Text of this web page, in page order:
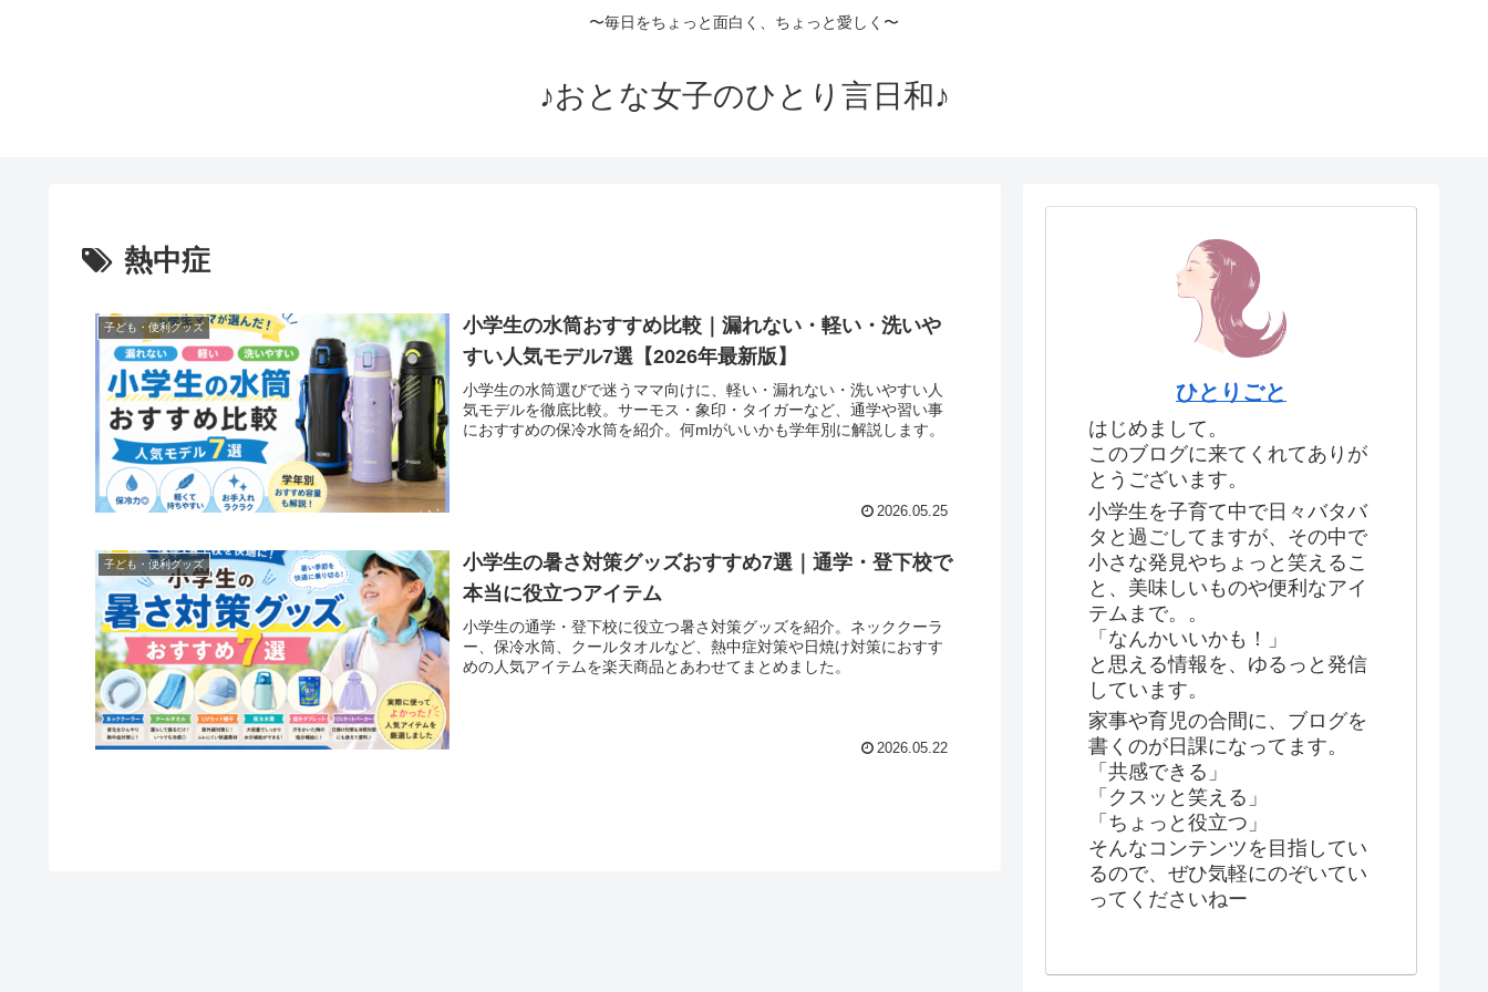
〜毎日をちょっと面白く、ちょっと愛しく〜
♪おとな女子のひとり言日和♪
熱中症
子ども・便利グッズ
小学生の水筒おすすめ比較｜漏れない・軽い・洗いや
すい人気モデル7選【2026年最新版】
小学生の水筒選びで迷うママ向けに、軽い・漏れない・洗いやすい人
気モデルを徹底比較。サーモス・象印・タイガーなど、通学や習い事
におすすめの保冷水筒を紹介。何mlがいいかも学年別に解説します。
2026.05.25
子ども・便利グッズ
小学生の暑さ対策グッズおすすめ7選｜通学・登下校で
本当に役立つアイテム
小学生の通学・登下校に役立つ暑さ対策グッズを紹介。ネッククーラ
ー、保冷水筒、クールタオルなど、熱中症対策や日焼け対策におすす
めの人気アイテムを楽天商品とあわせてまとめました。
2026.05.22
ひとりごと
はじめまして。
このブログに来てくれてありが
とうございます。
小学生を子育て中で日々バタバ
タと過ごしてますが、その中で
小さな発見やちょっと笑えるこ
と、美味しいものや便利なアイ
テムまで。。
「なんかいいかも！」
と思える情報を、ゆるっと発信
しています。
家事や育児の合間に、ブログを
書くのが日課になってます。
「共感できる」
「クスッと笑える」
「ちょっと役立つ」
そんなコンテンツを目指してい
るので、ぜひ気軽にのぞいてい
ってくださいねー